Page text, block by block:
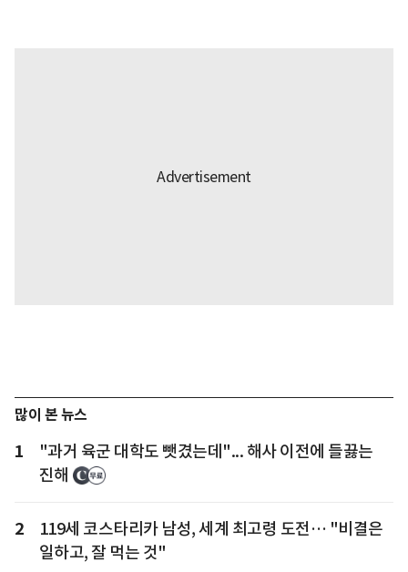
많이 본 뉴스
1
"과거 육군 대학도 뺏겼는데"... 해사 이전에 들끓는
진해
2
119세 코스타리카 남성, 세계 최고령 도전… "비결은
일하고, 잘 먹는 것"